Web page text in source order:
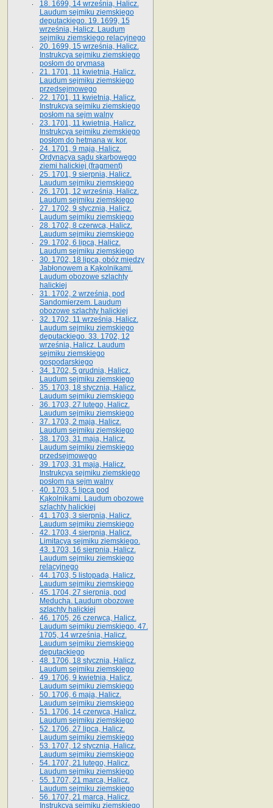
18. 1699, 14 września, Halicz.
Laudum sejmiku ziemskiego
deputackiego. 19. 1699, 15
września, Halicz. Laudum
sejmiku ziemskiego relacyjnego
20. 1699, 15 września, Halicz.
Instrukcya sejmiku ziemskiego
posłom do prymasa
21. 1701, 11 kwietnia, Halicz.
Laudum sejmiku ziemskiego
przedsejmowego
22. 1701, 11 kwietnia, Halicz.
Instrukcya sejmiku ziemskiego
posłom na sejm walny
23. 1701, 11 kwietnia, Halicz.
Instrukcya sejmiku ziemskiego
posłom do hetmana w. kor.
24. 1701, 9 maja, Halicz.
Ordynacya sądu skarbowego
ziemi halickiej (fragment)
25. 1701, 9 sierpnia, Halicz.
Laudum sejmiku ziemskiego
26. 1701, 12 września, Halicz.
Laudum sejmiku ziemskiego
27. 1702, 9 stycznia, Halicz.
Laudum sejmiku ziemskiego
28. 1702, 8 czerwca, Halicz.
Laudum sejmiku ziemskiego
29. 1702, 6 lipca, Halicz.
Laudum sejmiku ziemskiego
30. 1702, 18 lipca, obóz między
Jabłonowem a Kąkolnikami.
Laudum obozowe szlachty
halickiej
31. 1702, 2 września, pod
Sandomierzem. Laudum
obozowe szlachty halickiej
32. 1702, 11 września, Halicz.
Laudum sejmiku ziemskiego
deputackiego. 33. 1702, 12
września, Halicz. Laudum
sejmiku ziemskiego
gospodarskiego
34. 1702, 5 grudnia, Halicz.
Laudum sejmiku ziemskiego
35. 1703, 18 stycznia, Halicz.
Laudum sejmiku ziemskiego
36. 1703, 27 lutego, Halicz.
Laudum sejmiku ziemskiego
37. 1703, 2 maja, Halicz.
Laudum sejmiku ziemskiego
38. 1703, 31 maja, Halicz.
Laudum sejmiku ziemskiego
przedsejmowego
39. 1703, 31 maja, Halicz.
Instrukcya sejmiku ziemskiego
posłom na sejm walny
40. 1703, 5 lipca pod
Kąkolnikami. Laudum obozowe
szlachty halickiej
41­. 1703, 3 sierpnia, Halicz.
Laudum sejmiku ziemskiego
42. 1703, 4 sierpnia, Halicz.
Limitacya sejmiku ziemskiego.
43. 1703, 16 sierpnia, Halicz.
Laudum sejmiku ziemskiego
relacyjnego
44. 1703, 5 listopada, Halicz.
Laudum sejmiku ziemskiego
45. 1704, 27 sierpnia, pod
Meduchą. Laudum obozowe
szlachty halickiej
46. 1705, 26 czerwca, Halicz.
Laudum sejmiku ziemskiego. 47.
1705, 14 września, Halicz.
Laudum sejmiku ziemskiego
deputackiego
48. 1706, 18 stycznia, Halicz.
Laudum sejmiku ziemskiego
49. 1706, 9 kwietnia, Halicz.
Laudum sejmiku ziemskiego
50. 1706, 6 maja, Halicz.
Laudum sejmiku ziemskiego
51. 1706, 14 czerwca, Halicz.
Laudum sejmiku ziemskiego
52. 1706, 27 lipca, Halicz.
Laudum sejmiku ziemskiego
53. 1707, 12 stycznia, Halicz.
Laudum sejmiku ziemskiego
54. 1707, 21 lutego, Halicz.
Laudum sejmiku ziemskiego
55. 1707, 21 marca, Halicz.
Laudum sejmiku ziemskiego
56. 1707, 21 marca, Halicz.
Instrukcya sejmiku ziemskiego